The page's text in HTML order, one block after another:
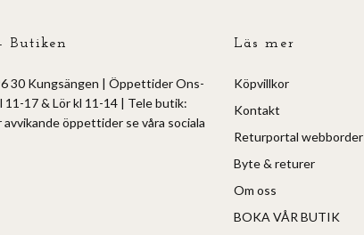
Butiken
30 Kungsängen | Öppettider Ons-
11-17 & Lör kl 11-14 | Tele butik:
avvikande öppettider se våra sociala
Läs mer
Köpvillkor
Kontakt
Returportal webborder
Byte & returer
Om oss
BOKA VÅR BUTIK